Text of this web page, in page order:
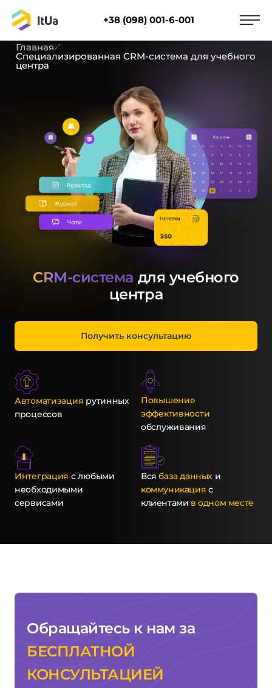
+38 (098) 001-6-001
Главная
Специализированная CRM-система для учебного
центра
CRM-система для учебного
центра
Получить консультацию
Автоматизация рутинных
процессов
Повышение
эффективности
обслуживания
Интеграция с любыми
необходимыми
сервисами
Всябаза данных и
коммуникация с
клиентами в одном месте
Обращайтесь к нам за
БЕСПЛАТНОЙ
КОНСУЛЬТАЦИЕЙ